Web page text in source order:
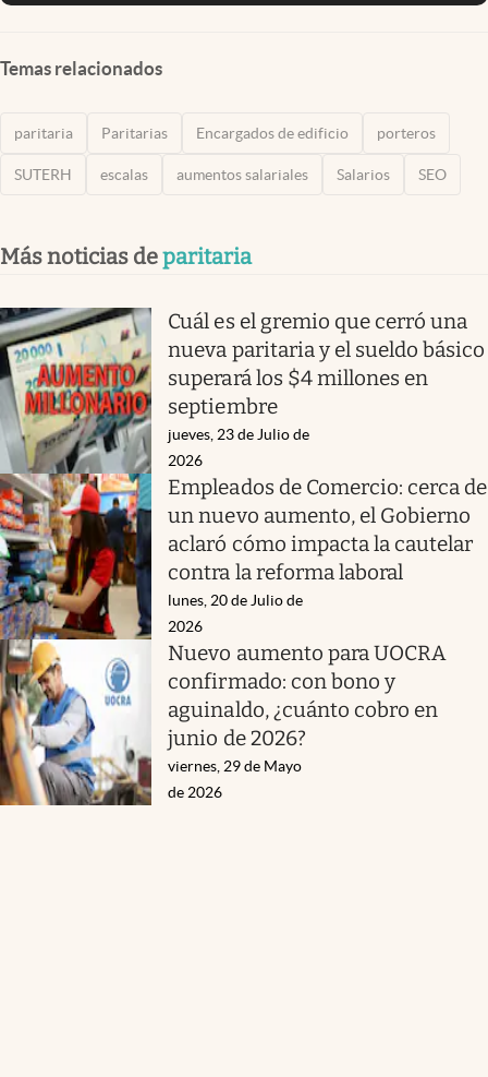
Temas relacionados
paritaria Paritarias Encargados de edificio porteros
SUTERH escalas aumentos salariales Salarios SEO
Más noticias deparitaria
Cuál es el gremio que cerró una
nueva paritaria y el sueldo básico
superará los $4 millones en
septiembre
jueves, 23 de Julio de
2026
Empleados de Comercio: cerca de
un nuevo aumento, el Gobierno
aclaró cómo impacta la cautelar
contra la reforma laboral
lunes, 20 de Julio de
2026
Nuevo aumento para UOCRA
confirmado: con bono y
aguinaldo, ¿cuánto cobro en
junio de 2026?
viernes, 29 de Mayo
de 2026